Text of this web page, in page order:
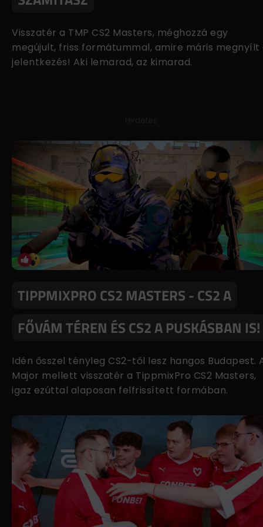
Visszatér a TMP CS2 Masters, méghozzá egy
megújult, friss formátummal, amire máris megnyílt
jelentkezés! Aki lemarad, az kimarad.
TIPPMIXPRO CS2 MASTERS - CS2 A
FŐVÁM TÉREN ÉS CS2 A PUSKÁSBAN IS!
Idén ősszel tényleg CS2-től lesz hangos Budapest.
Major mellett visszatér a TippmixPro CS2 Masters,
igaz ezúttal alaposan felfrissített formában.